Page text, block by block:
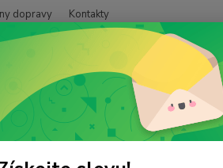
dopravy Kontakty
taška papírová červená 17x12x7 cm